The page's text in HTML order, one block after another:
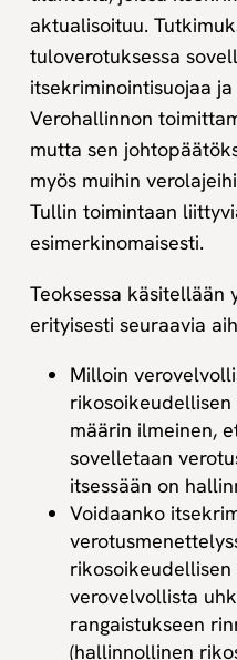
aktualisoituu.
tuloverotuksessa
itsekriminointisuojaa
Verohallinnon
mutta sen
myös muihin
Tullin toimintaan
esimerkinomaisesti.
Teoksessa käsitellään
erityisesti seuraavia
Milloin
määrin ilmeinen,
sovelletaan
itsessään on
Voidaanko
rikosoikeudellisen
verovelvollista
rangaistukseen
(hallinnollinen